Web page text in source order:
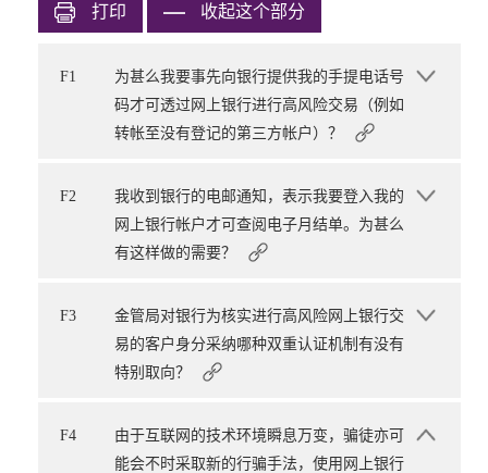
打印 收起这个部分
F1
为甚么我要事先向银行提供我的手提电话号
码才可透过网上银行进行高风险交易（例如
转帐至没有登记的第三方帐户）？
F2
我收到银行的电邮通知，表示我要登入我的
网上银行帐户才可查阅电子月结单。为甚么
有这样做的需要？
F3
金管局对银行为核实进行高风险网上银行交
易的客户身分采纳哪种双重认证机制有没有
特别取向？
F4
由于互联网的技术环境瞬息万变，骗徒亦可
能会不时采取新的行骗手法，使用网上银行